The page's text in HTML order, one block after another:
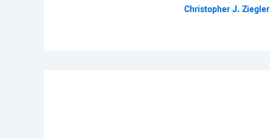
Christopher J. Ziegler